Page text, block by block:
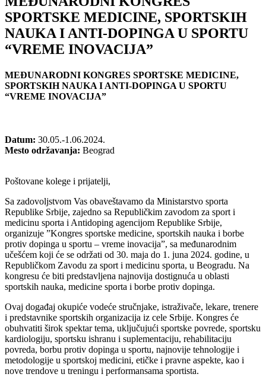
SPORTSKE MEDICINE, SPORTSKIH
NAUKA I ANTI-DOPINGA U SPORTU
“VREME INOVACIJA”
MEĐUNARODNI KONGRES SPORTSKE MEDICINE,
SPORTSKIH NAUKA I ANTI-DOPINGA U SPORTU
“VREME INOVACIJA”
Datum: 30.05.-1.06.2024.
Mesto održavanja: Beograd
Poštovane kolege i prijatelji,
Sa zadovoljstvom Vas obaveštavamo da Ministarstvo sporta
Republike Srbije, zajedno sa Republičkim zavodom za sport i
medicinu sporta i Antidoping agencijom Republike Srbije,
organizuje ”Kongres sportske medicine, sportskih nauka i borbe
protiv dopinga u sportu – vreme inovacija”, sa međunarodnim
učešćem koji će se održati od 30. maja do 1. juna 2024. godine, u
Republičkom Zavodu za sport i medicinu sporta, u Beogradu. Na
kongresu će biti predstavljena najnovija dostignuća u oblasti
sportskih nauka, medicine sporta i borbe protiv dopinga.
Ovaj događaj okupiće vodeće stručnjake, istraživače, lekare, trenere
i predstavnike sportskih organizacija iz cele Srbije. Kongres će
obuhvatiti širok spektar tema, uključujući sportske povrede, sportsku
kardiologiju, sportsku ishranu i suplementaciju, rehabilitaciju
povreda, borbu protiv dopinga u sportu, najnovije tehnologije i
metodologije u sportskoj medicini, etičke i pravne aspekte, kao i
nove trendove u treningu i performansama sportista.